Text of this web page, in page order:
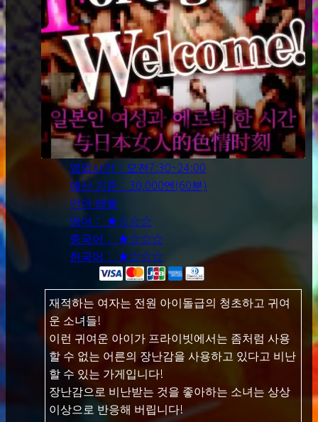
영업시간：오전7:30~24:00
예산 기준：30,000엔(60분)
언어 레벨
영어： ★☆☆☆
중국어： ★☆☆☆
한국어： ★☆☆☆
재적하는 여자는 전원 아이돌급의 청초하고 귀여
운 소녀들!
이런 귀여운 아이가 프라이빗에서는 좀처럼 사용
할 수 없는 어른의 장난감을 사용하고 있다고 비난
할 수 있는 가게입니다!
장난감으로 비난받는 것을 좋아하는 소녀는 상상
이상으로 반응해 버립니다!